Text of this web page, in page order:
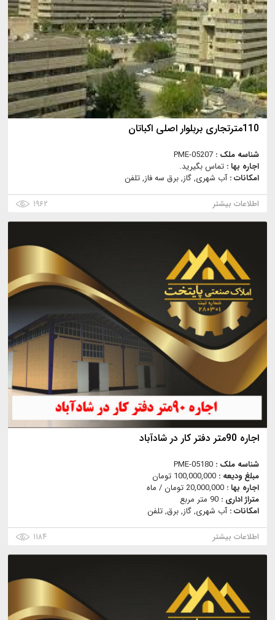
110مترتجاری بربلوار اصلی اکباتان
شناسه ملک : PME-05207
اجاره بها : تماس بگیرید.
امکانات :آب شهری, گاز, برق سه فاز, تلفن
اطلاعات بیشتر
۱۹۶۲
اجاره 90متر دفتر کار در شادآباد
شناسه ملک : PME-05180
مبلغ ودیعه : 100,000,000 تومان
اجاره بها : 20,000,000 تومان / ماه
متراژ اداری : 90 متر مربع
امکانات :آب شهری, گاز, برق, تلفن
اطلاعات بیشتر
۱۱۸۴